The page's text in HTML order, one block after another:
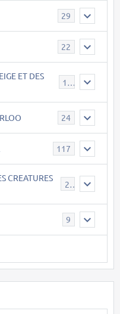
29
22
ET DES
17
24
117
CREATURES
26
9